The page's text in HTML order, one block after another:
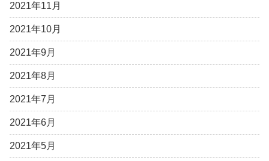
2021年11月
2021年10月
2021年9月
2021年8月
2021年7月
2021年6月
2021年5月